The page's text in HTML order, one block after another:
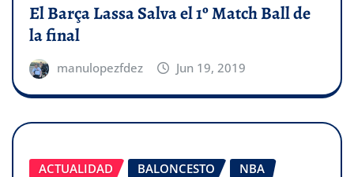
El Barça Lassa Salva el 1º Match Ball de
la final
manulopezfdez Jun 19, 2019
ACTUALIDAD BALONCESTO NBA